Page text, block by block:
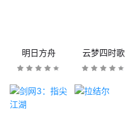
明日方舟 云梦四时歌